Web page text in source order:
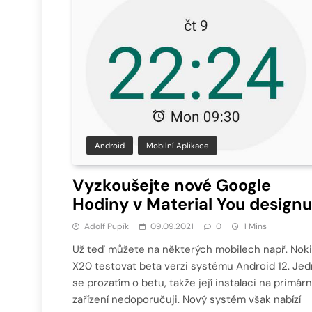
Android Mobilní Aplikace
Vyzkoušejte nové Google
Hodiny v Material You designu
Adolf Pupík 09.09.2021 0 1 Mins
Už teď můžete na některých mobilech např.
X20 testovat beta verzi systému Android 12.
se prozatím o betu, takže její instalaci na
zařízení nedoporučuji. Nový systém však nabízí